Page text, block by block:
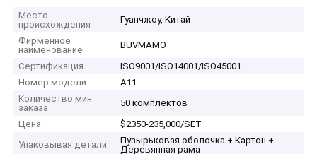
Место
происхождения
Гуанчжоу, Китай
Фирменное
наименование
BUVMAMO
Сертификация
ISO9001/ISO14001/ISO45001
Номер модели
A11
Количество мин
заказа
50 комплектов
Цена
$2350-235,000/SET
Упаковывая детали
Пузырьковая оболочка + Картон +
Деревянная рама